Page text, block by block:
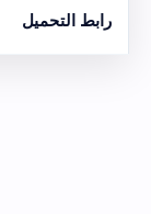
رابط التحميل